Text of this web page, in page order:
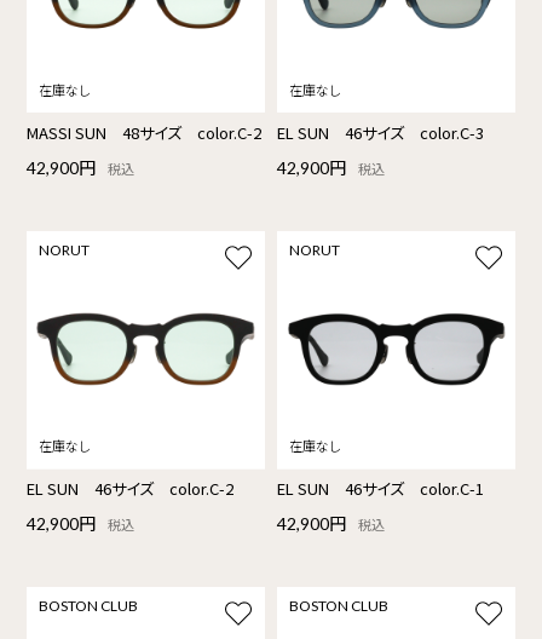
MASSI SUN 48サイズ color.C-2
42,900円 税込
EL SUN 46サイズ color.C-3
42,900円 税込
NORUT
EL SUN 46サイズ color.C-2
42,900円 税込
NORUT
EL SUN 46サイズ color.C-1
42,900円 税込
BOSTON CLUB BOSTON CLUB